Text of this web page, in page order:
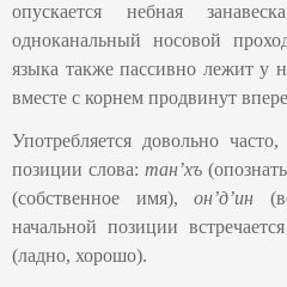
опускается небная
одноканальный носовой
языка также пассивно лежит у
вместе с корнем продвинут
Употребляется довольно
позиции слова: танʼхъ
(собственное имя),он’д’ин
начальной позиции
(ладно, хорошо).